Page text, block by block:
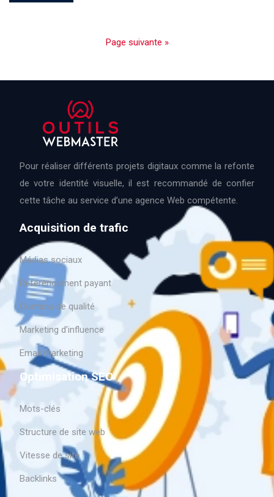
Page suivante »
Pour réaliser différents projets digitaux comme la refonte
de votre identité visuelle, il est recommandé de confier
cette tâche au service d’une agence Web compétente.
Acquisition de trafic
Médias sociaux
Référencement payant
Contenu de qualité
Marketing d’influence
Email marketing
Optimisation SEO
Mots-clés
Structure de site web
Vitesse de site
Backlinks